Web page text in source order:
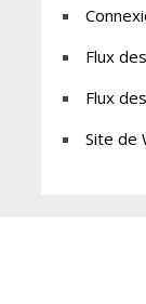
Flux
Flux
Site de